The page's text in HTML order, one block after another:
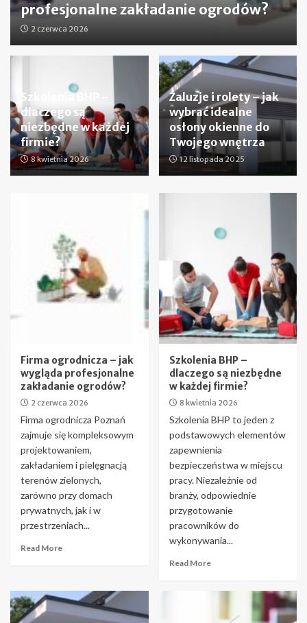
profesjonalne zakładanie ogrodów?
2 czerwca 2026
Szkolenia BHP –
dlaczego są
niezbędne w każdej
firmie?
8 kwietnia 2026
Żaluzje i rolety – jak
wybrać idealne
osłony okienne do
Twojego wnętrza
12 listopada 2025
Firma ogrodnicza – jak
wygląda profesjonalne
zakładanie ogrodów?
2 czerwca 2026
Firma ogrodnicza Poznań
zajmuje się kompleksowym
projektowaniem,
zakładaniem i pielęgnacją
terenów zielonych,
zarówno przy domach
prywatnych, jak i w
przestrzeniach...
Read More
Szkolenia BHP –
dlaczego są niezbędne
w każdej firmie?
8 kwietnia 2026
Szkolenia BHP to jeden z
podstawowych elementów
zapewnienia
bezpieczeństwa w miejscu
pracy. Niezależnie od
branży, odpowiednie
przygotowanie
pracowników do
wykonywania...
Read More